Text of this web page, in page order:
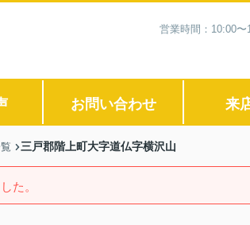
営業時間：10:00
お問い合わせ 来
三戸郡階上町大字道仏字横沢山
た。